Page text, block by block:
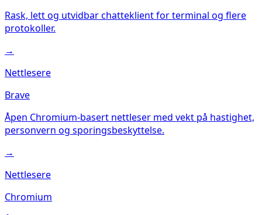
Rask, lett og utvidbar chatteklient for terminal og flere
protokoller.
→
Nettlesere
Brave
Åpen Chromium-basert nettleser med vekt på hastighet,
personvern og sporingsbeskyttelse.
→
Nettlesere
Chromium